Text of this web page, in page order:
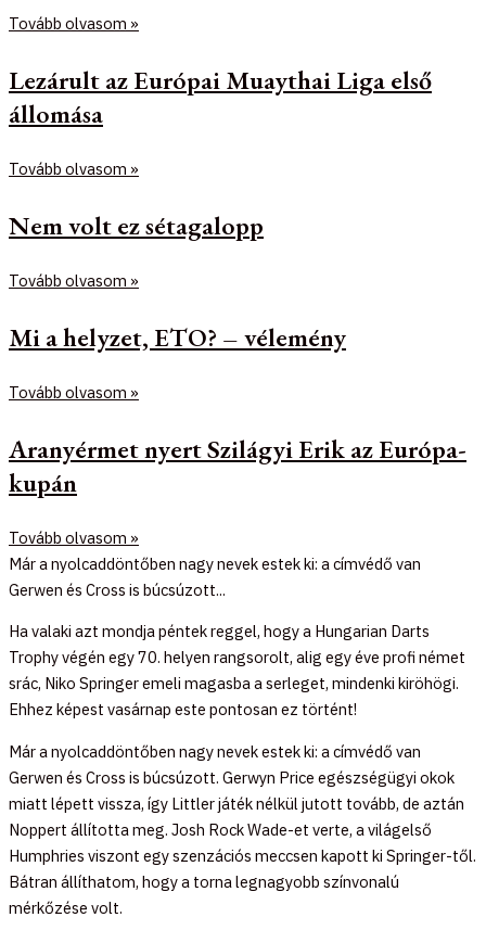
Tovább olvasom »
Lezárult az Európai Muaythai Liga első
állomása
Tovább olvasom »
Nem volt ez sétagalopp
Tovább olvasom »
Mi a helyzet, ETO? – vélemény
Tovább olvasom »
Aranyérmet nyert Szilágyi Erik az Európa-
kupán
Tovább olvasom »
Már a nyolcaddöntőben nagy nevek estek ki: a címvédő van
Gerwen és Cross is búcsúzott...
Ha valaki azt mondja péntek reggel, hogy a Hungarian Darts
Trophy végén egy 70. helyen rangsorolt, alig egy éve profi német
srác, Niko Springer emeli magasba a serleget, mindenki kiröhögi.
Ehhez képest vasárnap este pontosan ez történt!
Már a nyolcaddöntőben nagy nevek estek ki: a címvédő van
Gerwen és Cross is búcsúzott. Gerwyn Price egészségügyi okok
miatt lépett vissza, így Littler játék nélkül jutott tovább, de aztán
Noppert állította meg. Josh Rock Wade-et verte, a világelső
Humphries viszont egy szenzációs meccsen kapott ki Springer-től.
Bátran állíthatom, hogy a torna legnagyobb színvonalú
mérkőzése volt.